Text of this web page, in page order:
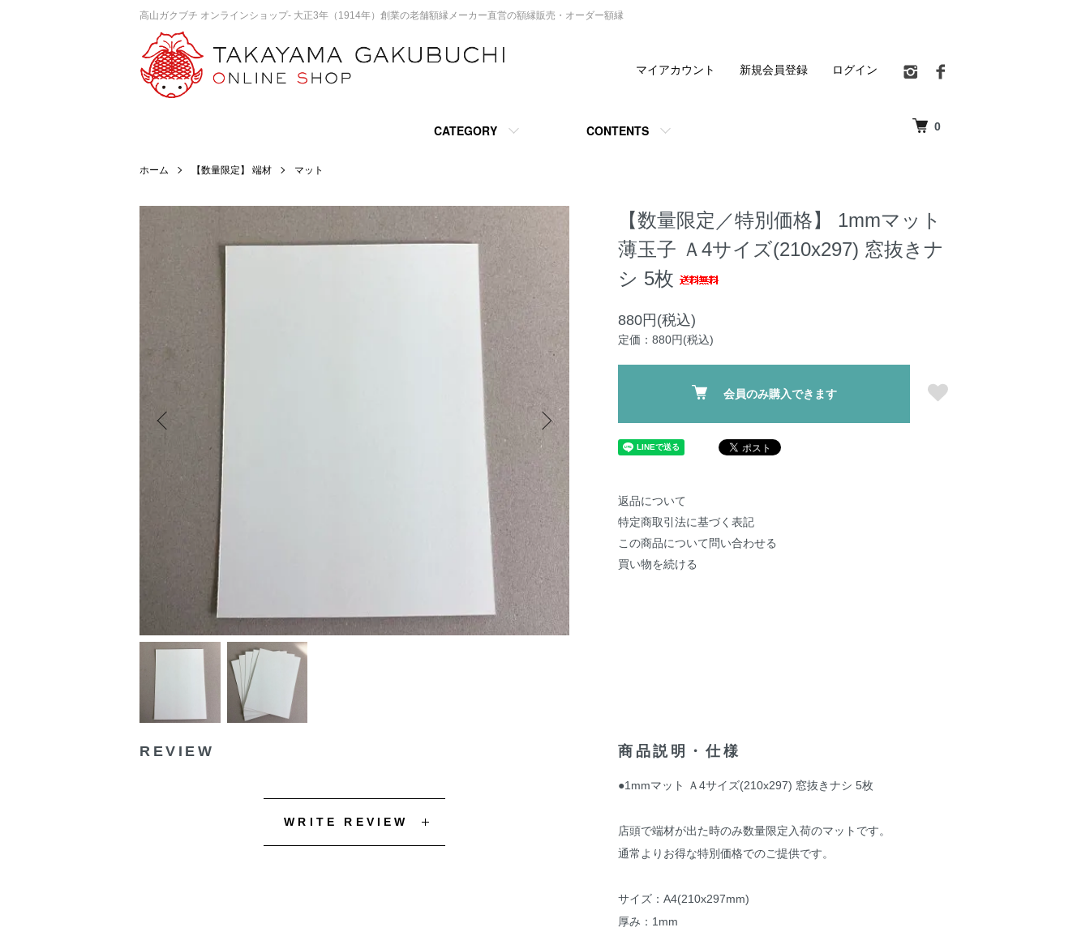
高山ガクブチ オンラインショップ- 大正3年（1914年）創業の老舗額縁メーカー直営の額縁販売・オーダー額縁
0
CATEGORY CONTENTS
マイアカウント 新規会員登録 ログイン
ホーム 【数量限定】 端材 マット
【数量限定／特別価格】 1mmマット
薄玉子 Ａ4サイズ(210x297) 窓抜きナ
シ 5枚
880円(税込)
定価：880円(税込)
会員のみ購入できます
返品について
特定商取引法に基づく表記
この商品について問い合わせる
買い物を続ける
商品説明・仕様
●1mmマット Ａ4サイズ(210x297) 窓抜きナシ 5枚
店頭で端材が出た時のみ数量限定入荷のマットです。
通常よりお得な特別価格でのご提供です。
サイズ：A4(210x297mm)
厚み：1mm
REVIEW
WRITE REVIEW